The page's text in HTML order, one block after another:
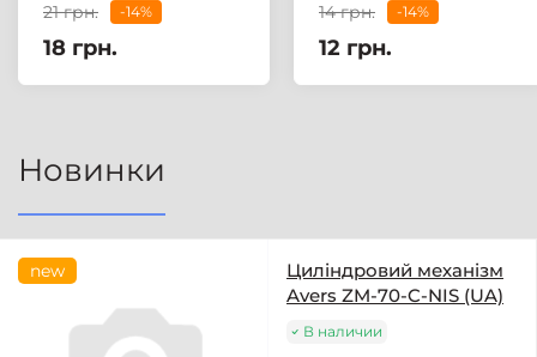
21 грн. -14%
18 грн.
14 грн. -14%
12 грн.
Новинки
new
Циліндровий механізм
Avers ZM-70-C-NIS (UA)
В наличии